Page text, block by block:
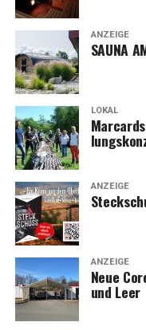
ANZEIGE
SAUNA
LOKAL
ANZEIGE
ANZEIGE
Neue
und Leer